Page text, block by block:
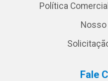
Política
Nosso
Fale